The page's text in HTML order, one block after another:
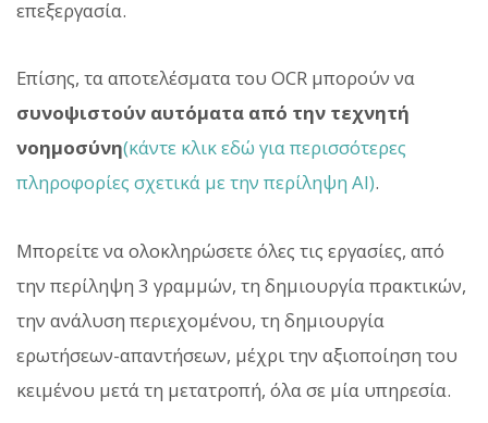
επεξεργασία.
Επίσης, τα αποτελέσματα του OCR μπορούν να
συνοψιστούν αυτόματα από την τεχνητή
νοημοσύνη(κάντε κλικ εδώ για περισσότερες
πληροφορίες σχετικά με την περίληψη AI).
Μπορείτε να ολοκληρώσετε όλες τις εργασίες, από
την περίληψη 3 γραμμών, τη δημιουργία πρακτικών,
την ανάλυση περιεχομένου, τη δημιουργία
ερωτήσεων-απαντήσεων, μέχρι την αξιοποίηση του
κειμένου μετά τη μετατροπή, όλα σε μία υπηρεσία.